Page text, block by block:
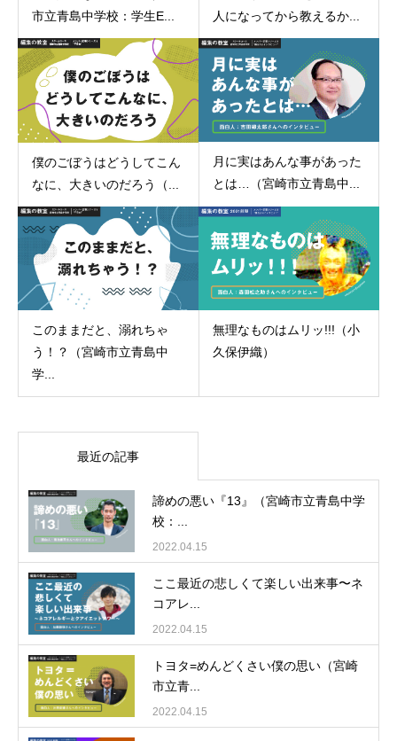
市立青島中学校：学生E...
人になってから教えるか...
僕のごぼうはどうしてこん
なに、大きいのだろう（...
月に実はあんな事があった
とは…（宮崎市立青島中...
このままだと、溺れちゃ
う！？（宮崎市立青島中
学...
無理なものはムリッ!!!（小
久保伊織）
最近の記事
諦めの悪い『13』（宮崎市立青島中学
校：...
2022.04.15
ここ最近の悲しくて楽しい出来事〜ネ
コアレ...
2022.04.15
トヨタ=めんどくさい僕の思い（宮崎
市立青...
2022.04.15